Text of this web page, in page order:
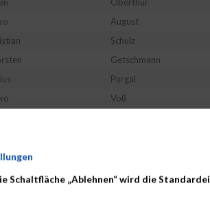
August
Schulz
Getschmann
Purgal
Voß
Noname
Schaltfläche „Ablehnen“ wird die